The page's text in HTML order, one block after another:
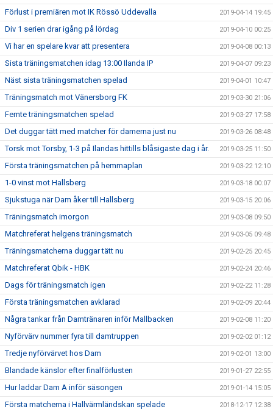
Förlust i premiären mot IK Rössö Uddevalla 2019-04-14 19:45
Div 1 serien drar igång på lördag 2019-04-10 00:25
Vi har en spelare kvar att presentera 2019-04-08 00:13
Sista träningsmatchen idag 13:00 Ilanda IP 2019-04-07 09:23
Näst sista träningsmatchen spelad 2019-04-01 10:47
Träningsmatch mot Vänersborg FK 2019-03-30 21:06
Femte träningsmatchen spelad 2019-03-27 17:58
Det duggar tätt med matcher för damerna just nu 2019-03-26 08:48
Torsk mot Torsby, 1-3 på Ilandas hittills blåsigaste dag i år. 2019-03-25 11:50
Första träningsmatchen på hemmaplan 2019-03-22 12:10
1-0 vinst mot Hallsberg 2019-03-18 00:07
Sjukstuga när Dam åker till Hallsberg 2019-03-15 20:06
Träningsmatch imorgon 2019-03-08 09:50
Matchreferat helgens träningsmatch 2019-03-05 09:48
Träningsmatcherna duggar tätt nu 2019-02-25 20:45
Matchreferat Qbik - HBK 2019-02-24 20:46
Dags för träningsmatch igen 2019-02-22 11:28
Första träningsmatchen avklarad 2019-02-09 20:44
Några tankar från Damtränaren inför Mallbacken 2019-02-08 11:20
Nyförvärv nummer fyra till damtruppen 2019-02-02 01:12
Tredje nyförvärvet hos Dam 2019-02-01 13:00
Blandade känslor efter finalförlusten 2019-01-27 22:55
Hur laddar Dam A inför säsongen 2019-01-14 15:05
Första matcherna i Hallvärmländskan spelade 2018-12-17 12:38